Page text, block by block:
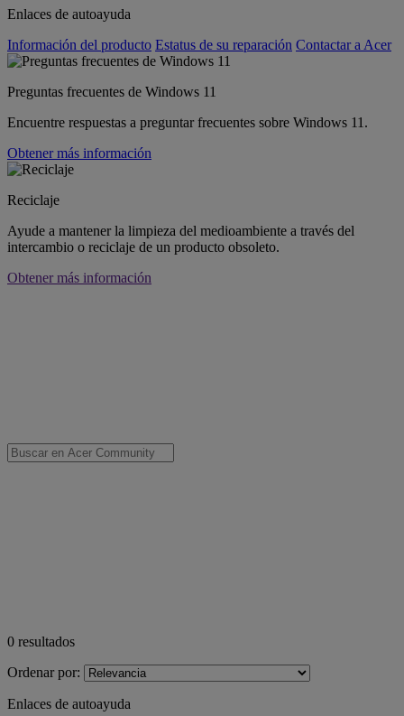
Enlaces de autoayuda
Información del producto Estatus de su reparación Contactar a Acer
Preguntas frecuentes de Windows 11
Encuentre respuestas a preguntar frecuentes sobre Windows 11.
Obtener más información
Reciclaje
Ayude a mantener la limpieza del medioambiente a través del
intercambio o reciclaje de un producto obsoleto.
Obtener más información
0 resultados
Ordenar por:
Enlaces de autoayuda